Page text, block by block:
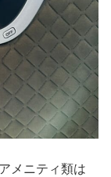
メニティ類は